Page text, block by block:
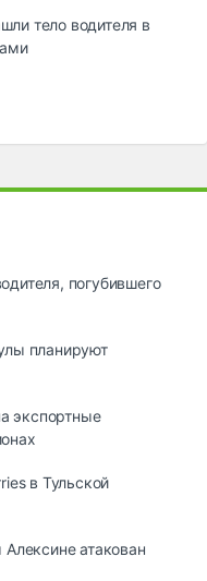
тело водителя в
погубившего
планируют
экспортные
в Тульской
атакован